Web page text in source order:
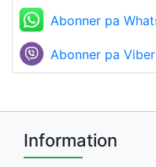
Abonner pa
Abonner pa Viber
Information